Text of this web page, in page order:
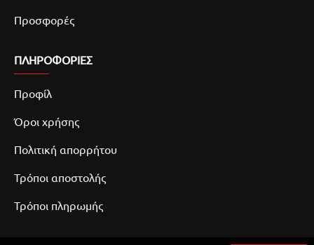
Προσφορές
ΠΛΗΡΟΦΟΡΙΕΣ
Προφίλ
Όροι χρήσης
Πολιτική απορρήτου
Τρόποι αποστολής
Τρόποι πληρωμής